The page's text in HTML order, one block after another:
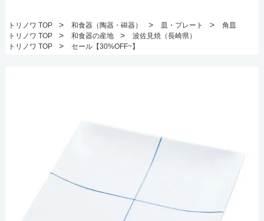
トリノワ TOP > 和食器（陶器・磁器） > 皿・プレート >
角皿
トリノワ TOP
> 和食器の産地 >
波佐見焼（長崎県）
トリノワ TOP
> セール【30%OFF~】